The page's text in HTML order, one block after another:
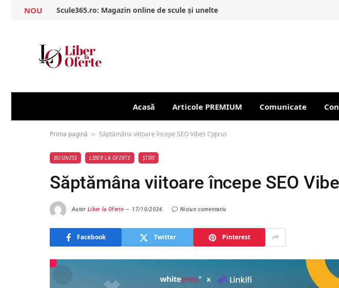
NOU Scule365.ro: Magazin online de scule și unelte
Acasă Articole PREMIUM Comunicate
Prima pagină » Săptămâna viitoare începe SEO Vibes Cyprus
BUSINESS LIBER LA OFERTE ȘTIRI
Săptămâna viitoare începe SEO
Autor Liber la Oferte 17/10/2024 Niciun comentariu
Facebook Twitter Pinterest